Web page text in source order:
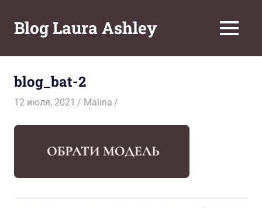
содержимому
Blog Laura Ashley МЕНЮ
blog_bat-2
12 июля, 2021 Malina